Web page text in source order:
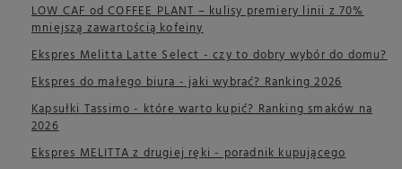
LOW CAF od COFFEE PLANT – kulisy premiery linii z 70%
mniejszą zawartością kofeiny
Ekspres Melitta Latte Select - czy to dobry wybór do domu?
Ekspres do małego biura - jaki wybrać? Ranking 2026
Kapsułki Tassimo - które warto kupić? Ranking smaków na
2026
Ekspres MELITTA z drugiej ręki - poradnik kupującego